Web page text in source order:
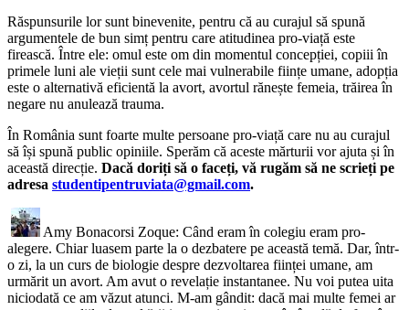
Răspunsurile lor sunt binevenite, pentru că au curajul să spună
argumentele de bun simț pentru care atitudinea pro-viață este
firească. Între ele: omul este om din momentul concepției, copiii în
primele luni ale vieții sunt cele mai vulnerabile ființe umane, adopția
este o alternativă eficientă la avort, avortul rănește femeia, trăirea în
negare nu anulează trauma.
În România sunt foarte multe persoane pro-viață care nu au curajul
să își spună public opiniile. Sperăm că aceste mărturii vor ajuta și în
această direcție. Dacă doriți să o faceți, vă rugăm să ne scrieți pe
adresa studentipentruviata@gmail.com.
Amy Bonacorsi Zoque: Când eram în colegiu eram pro-
alegere. Chiar luasem parte la o dezbatere pe această temă. Dar, într-
o zi, la un curs de biologie despre dezvoltarea ființei umane, am
urmărit un avort. Am avut o revelație instantanee. Nu voi putea uita
niciodată ce am văzut atunci. M-am gândit: dacă mai multe femei ar